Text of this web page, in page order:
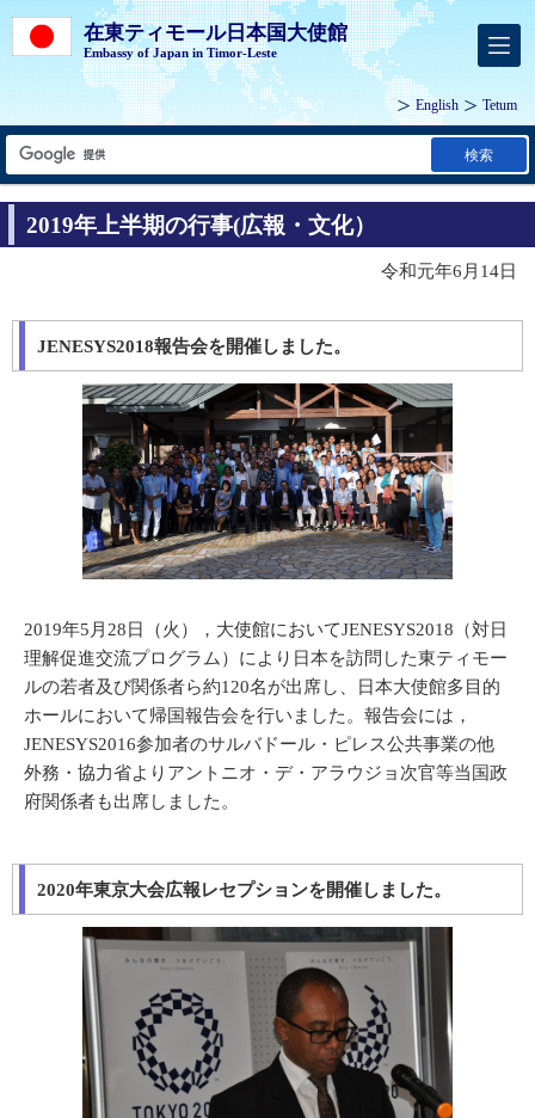
在東ティモール日本国大使館
Embassy of Japan in Timor-Leste
English Tetum
検索
2019年上半期の行事(広報・文化）
令和元年6月14日
JENESYS2018報告会を開催しました。
2019年5月28日（火），大使館においてJENESYS2018（対日
理解促進交流プログラム）により日本を訪問した東ティモー
ルの若者及び関係者ら約120名が出席し、日本大使館多目的
ホールにおいて帰国報告会を行いました。 報告会には，
JENESYS2016参加者のサルバドール・ピレス公共事業の他
外務・協力省よりアントニオ・デ・アラウジョ次官等当国政
府関係者も出席しました。
2020年東京大会広報レセプションを開催しました。